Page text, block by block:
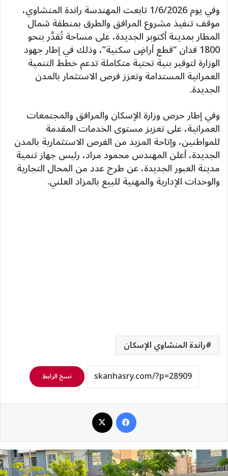
وفي يوم 1/6/2026 تابعت المهندسة راندة المنشاوي،
موقف تنفيذ مشروع المرافق والطرق بمنطقة شمال
المطار بمدينة أكتوبر الجديدة، على مساحة تُقدَّر بنحو
1800 فدان “قطع أراضٍ سكنية”، وذلك في إطار جهود
الوزارة لتوفير بنية تحتية متكاملة تدعم خطط التنمية
العمرانية المستدامة وتعزز فرص الاستثمار بالمدن
الجديدة.
وفي إطار حرص وزارة الإسكان والمرافق والمجتمعات
العمرانية، على تعزيز مستوى الخدمات المقدمة
للمواطنين، وإتاحة المزيد من الفرص الاستثمارية بالمدن
الجديدة، أعلن المهندس محمود مراد، رئيس جهاز تنمية
مدينة العبور الجديدة، عن طرح عدد من المحال التجارية
والوحدات الإدارية والمهنية للبيع بالمزاد العلني.
راندة المنشاوي الإسكان
نسخ الرابط